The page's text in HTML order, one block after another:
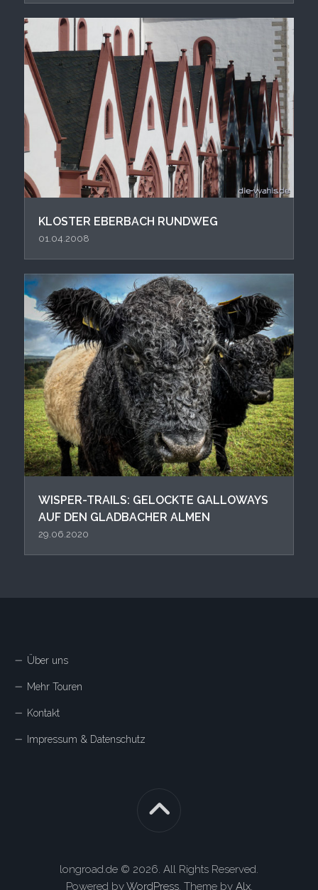
KLOSTER EBERBACH RUNDWEG
01.04.2008
WISPER-TRAILS: GELOCKTE GALLOWAYS
AUF DEN GLADBACHER ALMEN
29.06.2020
Über uns
Mehr Touren
Kontakt
Impressum & Datenschutz
longroad.de © 2026. All Rights Reserved.
Powered byWordPress. Theme by Alx.